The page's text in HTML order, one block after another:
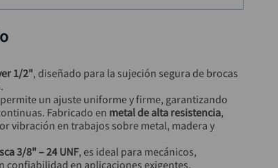
1/2", diseñado para la sujeción segura de brocas
permite un ajuste uniforme y firme, garantizando
Fabricado en metal de alta resistencia,
vibración en trabajos sobre metal, madera y
3/8" – 24 UNF, es ideal para mecánicos,
confiabilidad en aplicaciones exigentes.